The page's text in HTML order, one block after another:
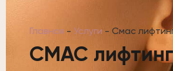
Главная - Услуги - Смас
СМАС лифтинг